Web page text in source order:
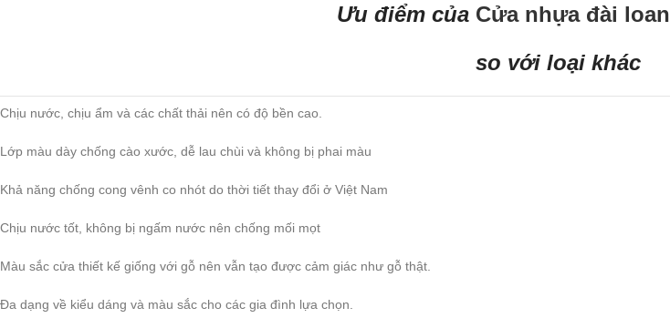
Ưu điểm của Cửa nhựa đài loan
so với loại khác
Chịu nước, chịu ẩm và các chất thải nên có độ bền cao.
Lớp màu dày chống cào xước, dễ lau chùi và không bị phai màu
Khả năng chống cong vênh co nhót do thời tiết thay đổi ở Việt Nam
Chịu nước tốt, không bị ngấm nước nên chống mối mọt
Màu sắc cửa thiết kế giống với gỗ nên vẫn tạo được cảm giác như gỗ thật.
Đa dạng về kiểu dáng và màu sắc cho các gia đình lựa chọn.